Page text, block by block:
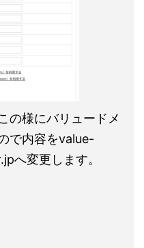
の様にバリュードメ
で内容をvalue-
へ変更します。